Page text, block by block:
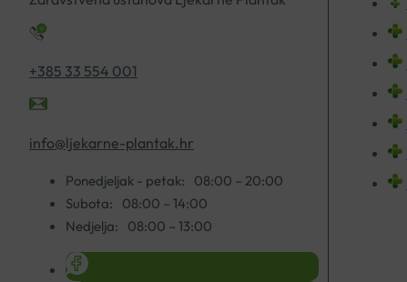
+385 33 554 001
info@ljekarne-plantak.hr
Ponedjeljak - petak:
08:00 – 20:00
Subota:
08:00 – 14:00
Nedjelja:
08:00 – 13:00